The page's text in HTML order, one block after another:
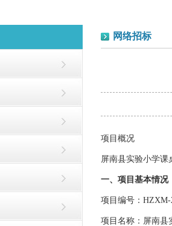
网络招标
项目概况
屏南县实验小学课
一、项目基本情况
项目编号： HZXM-
项目名称： 屏南县